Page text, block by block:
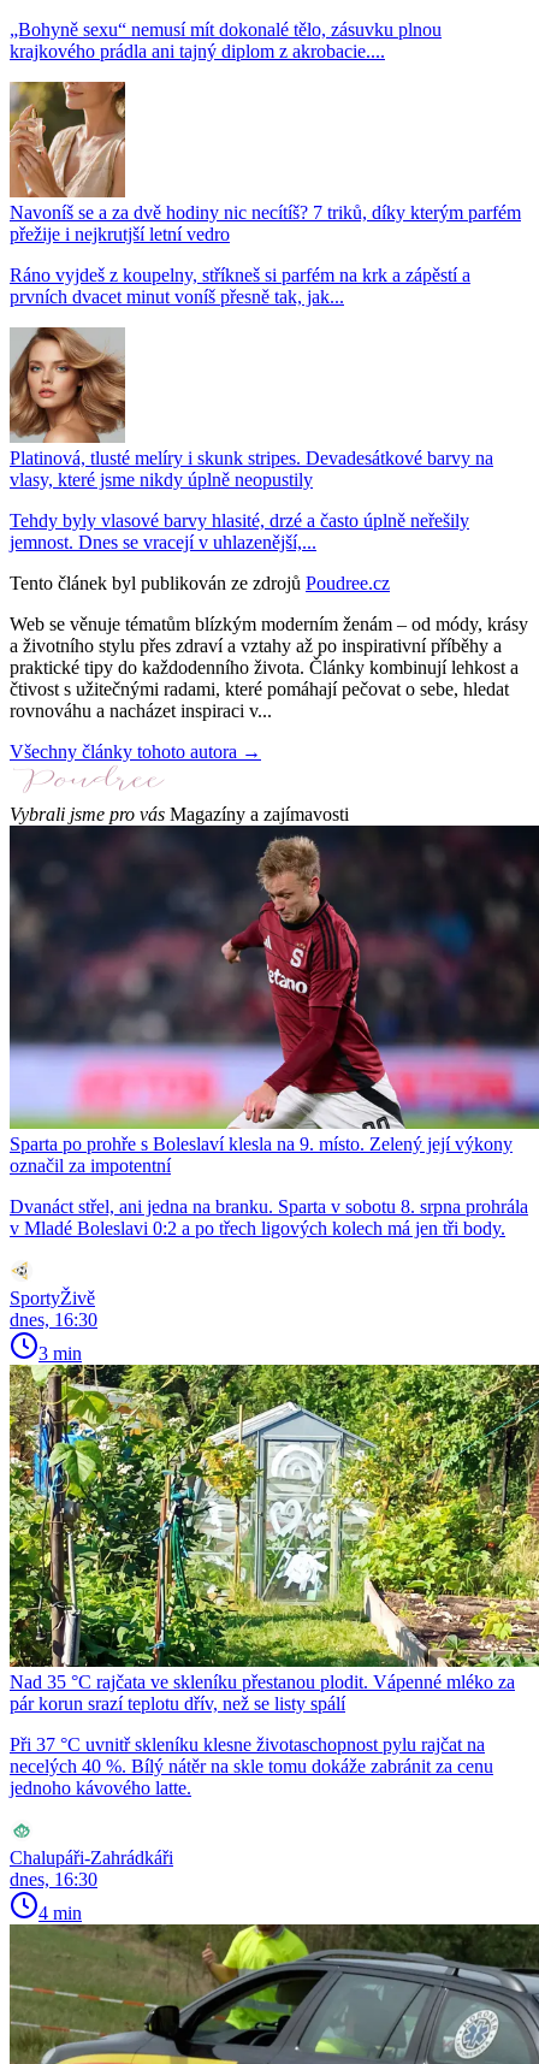
„Bohyně sexu“ nemusí mít dokonalé tělo, zásuvku plnou
krajkového prádla ani tajný diplom z akrobacie....
Navoníš se a za dvě hodiny nic necítíš? 7 triků, díky kterým parfém
přežije i nejkrutjší letní vedro
Ráno vyjdeš z koupelny, stříkneš si parfém na krk a zápěstí a
prvních dvacet minut voníš přesně tak, jak...
Platinová, tlusté melíry i skunk stripes. Devadesátkové barvy na
vlasy, které jsme nikdy úplně neopustily
Tehdy byly vlasové barvy hlasité, drzé a často úplně neřešily
jemnost. Dnes se vracejí v uhlazenější,...
Tento článek byl publikován ze zdrojů Poudree.cz
Web se věnuje tématům blízkým moderním ženám – od módy, krásy
a životního stylu přes zdraví a vztahy až po inspirativní příběhy a
praktické tipy do každodenního života. Články kombinují lehkost a
čtivost s užitečnými radami, které pomáhají pečovat o sebe, hledat
rovnováhu a nacházet inspiraci v...
Všechny články tohoto autora →
Vybrali jsme pro vás Magazíny a zajímavosti
Sparta po prohře s Boleslaví klesla na 9. místo. Zelený její výkony
označil za impotentní
Dvanáct střel, ani jedna na branku. Sparta v sobotu 8. srpna prohrála
v Mladé Boleslavi 0:2 a po třech ligových kolech má jen tři body.
SportyŽivě
dnes, 16:30
3 min
Nad 35 °C rajčata ve skleníku přestanou plodit. Vápenné mléko za
pár korun srazí teplotu dřív, než se listy spálí
Při 37 °C uvnitř skleníku klesne životaschopnost pylu rajčat na
necelých 40 %. Bílý nátěr na skle tomu dokáže zabránit za cenu
jednoho kávového latte.
Chalupáři-Zahrádkáři
dnes, 16:30
4 min